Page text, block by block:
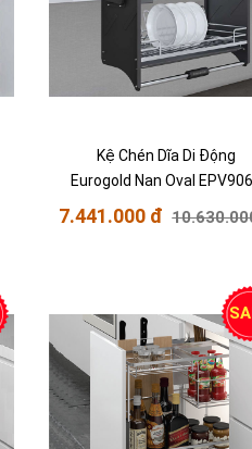
Kệ Chén Dĩa Di Động
Eurogold Nan Oval
7.441.000 đ